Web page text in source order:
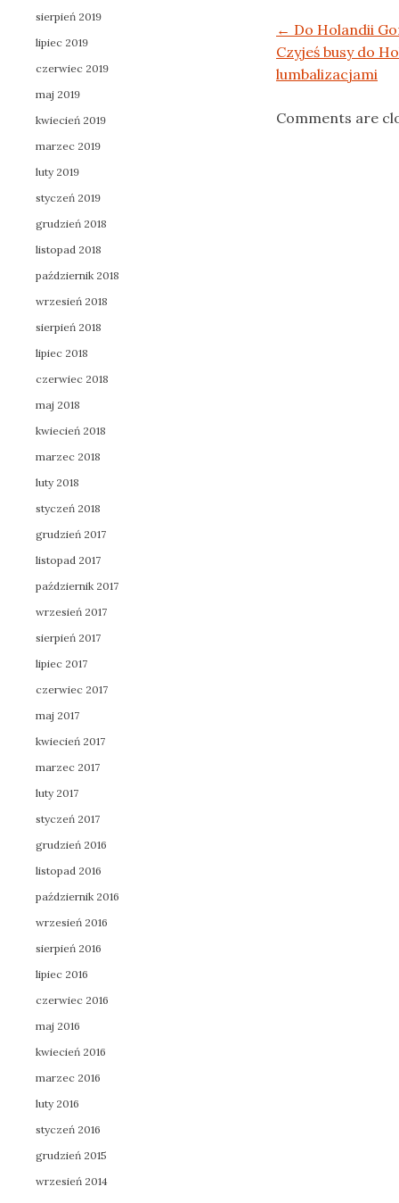
Post navigation
← Do Holandii
Czyjeś busy do
lumbalizacjami
Comments are
sierpień 2019
lipiec 2019
czerwiec 2019
maj 2019
kwiecień 2019
marzec 2019
luty 2019
styczeń 2019
grudzień 2018
listopad 2018
październik 2018
wrzesień 2018
sierpień 2018
lipiec 2018
czerwiec 2018
maj 2018
kwiecień 2018
marzec 2018
luty 2018
styczeń 2018
grudzień 2017
listopad 2017
październik 2017
wrzesień 2017
sierpień 2017
lipiec 2017
czerwiec 2017
maj 2017
kwiecień 2017
marzec 2017
luty 2017
styczeń 2017
grudzień 2016
listopad 2016
październik 2016
wrzesień 2016
sierpień 2016
lipiec 2016
czerwiec 2016
maj 2016
kwiecień 2016
marzec 2016
luty 2016
styczeń 2016
grudzień 2015
wrzesień 2014